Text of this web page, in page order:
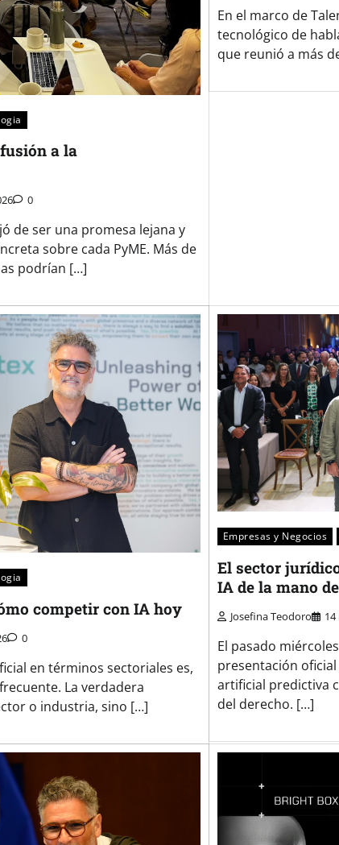
a la
0
de ser una promesa lejana y
sobre cada PyME. Más de
podrían […]
En el marco de
tecnológico de
que reunió a más
competir con IA hoy
0
en términos sectoriales es,
La verdadera
o industria, sino […]
Empresas y Negocios
El sector
IA de la mano
Josefina Teodoro
El pasado
presentación
artificial predictiva
del derecho. […]